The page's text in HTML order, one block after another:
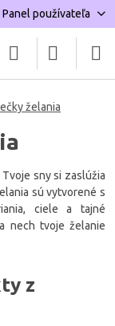
Panel používateľa
želania
Tvoje sny si zaslúžia
sú vytvorené s
ciele a tajné
nech tvoje želanie
silu manifestácie a
z